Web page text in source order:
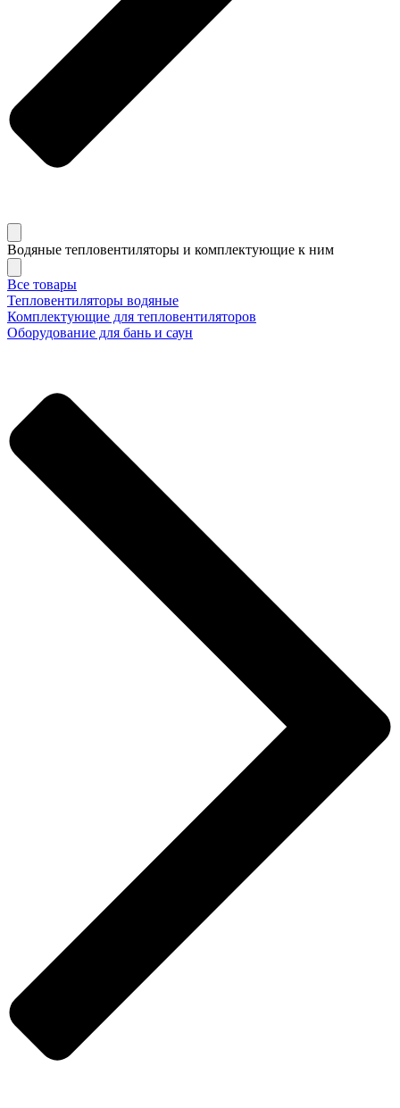
Водяные тепловентиляторы и комплектующие к ним
Все товары
Тепловентиляторы водяные
Комплектующие для тепловентиляторов
Оборудование для бань и саун